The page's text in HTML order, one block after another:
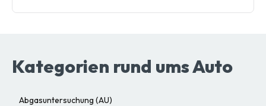
Kategorien rund ums Auto
Abgasuntersuchung (AU)